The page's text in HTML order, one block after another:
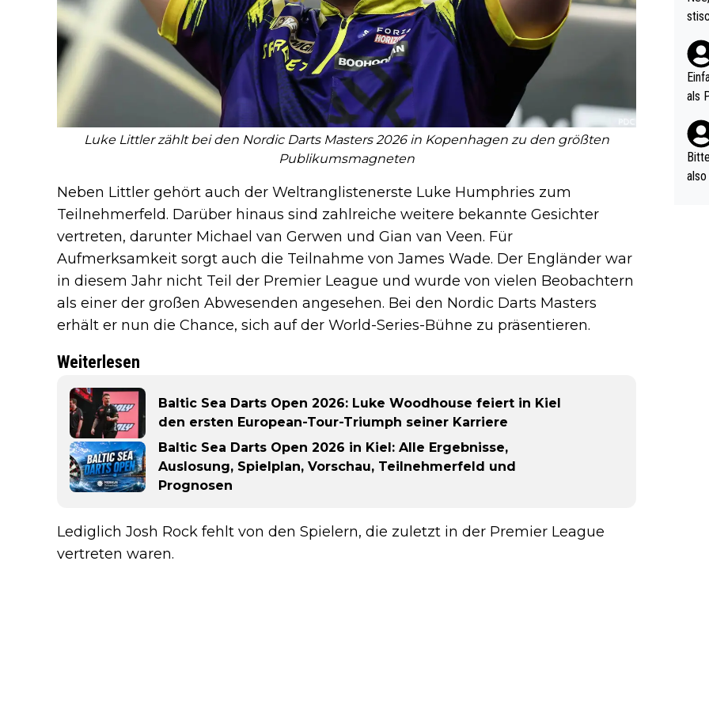
Luke Littler zählt bei den Nordic Darts Masters 2026 in Kopenhagen zu den größten
Publikumsmagneten
Neben Littler gehört auch der Weltranglistenerste Luke Humphries zum
Teilnehmerfeld. Darüber hinaus sind zahlreiche weitere bekannte Gesichter
vertreten, darunter Michael van Gerwen und Gian van Veen. Für
Aufmerksamkeit sorgt auch die Teilnahme von James Wade. Der Engländer war
in diesem Jahr nicht Teil der Premier League und wurde von vielen Beobachtern
als einer der großen Abwesenden angesehen. Bei den Nordic Darts Masters
erhält er nun die Chance, sich auf der World-Series-Bühne zu präsentieren.
Weiterlesen
Baltic Sea Darts Open 2026: Luke Woodhouse feiert in Kiel
den ersten European-Tour-Triumph seiner Karriere
Baltic Sea Darts Open 2026 in Kiel: Alle Ergebnisse,
Auslosung, Spielplan, Vorschau, Teilnehmerfeld und
Prognosen
Lediglich Josh Rock fehlt von den Spielern, die zuletzt in der Premier League
vertreten waren.
(in
als
nes
ttler
vV
als